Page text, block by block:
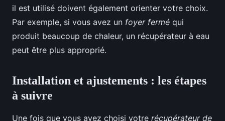
il est utilisé doivent également orienter votre choix.
Par exemple, si vous avez un foyer fermé qui
produit beaucoup de chaleur, un récupérateur à eau
peut être plus approprié.
Installation et ajustements : les étapes
à suivre
Une fois que vous avez choisi votre récupérateur de